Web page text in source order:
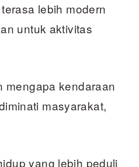
lebih modern
untuk aktivitas
mengapa kendaraan
masyarakat,
yang lebih peduli